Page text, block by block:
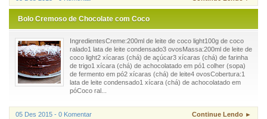
Bolo Cremoso de Chocolate com Coco
IngredientesCreme:200ml de leite de coco light100g de coco
ralado1 lata de leite condensado3 ovosMassa:200ml de leite de
coco light2 xícaras (chá) de açúcar3 xícaras (chá) de farinha
de trigo1 xícara (chá) de achocolatado em pó1 colher (sopa)
de fermento em pó2 xícaras (chá) de leite4 ovosCobertura:1
lata de leite condensado1 xícara (chá) de achocolatado em
póCoco ral...
05 Des 2015 - 0 Komentar Continue Lendo ►